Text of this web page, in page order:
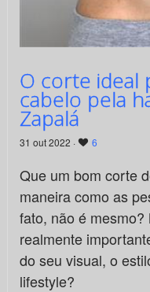
O corte ideal
cabelo pela
Zapalá
31 out 2022 · 6
Que um bom corte
maneira como as
fato, não é
realmente
do seu visual, o
lifestyle?